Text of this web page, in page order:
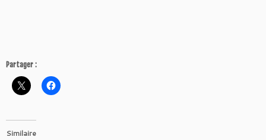
Partager :
Similaire